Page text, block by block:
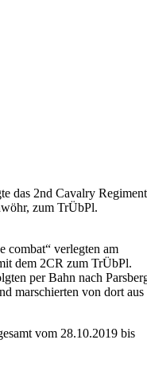
das 2nd Cavalry Regiment
zum TrÜbPl.
combat“ verlegten am
dem 2CR zum TrÜbPl.
per Bahn nach
marschierten von dort aus
vom 28.10.2019 bis